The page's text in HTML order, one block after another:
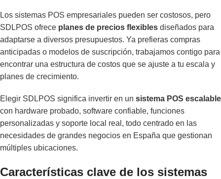
Los sistemas POS empresariales pueden ser costosos, pero
SDLPOS ofrece planes de precios flexibles diseñados para
adaptarse a diversos presupuestos. Ya prefieras compras
anticipadas o modelos de suscripción, trabajamos contigo para
encontrar una estructura de costos que se ajuste a tu escala y
planes de crecimiento.
Elegir SDLPOS significa invertir en un sistema POS escalable
con hardware probado, software confiable, funciones
personalizadas y soporte local real, todo centrado en las
necesidades de grandes negocios en España que gestionan
múltiples ubicaciones.
Características clave de los sistemas